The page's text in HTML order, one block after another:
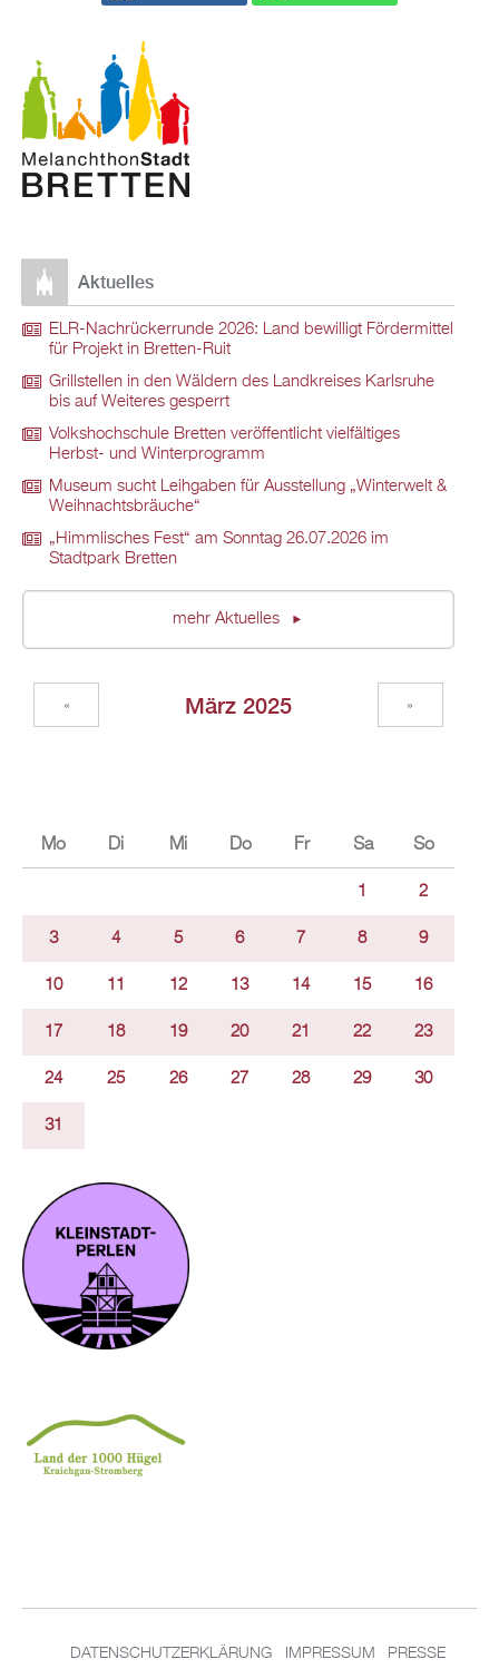
Aktuelles
ELR-Nachrückerrunde 2026: Land bewilligt Fördermittel
für Projekt in Bretten-Ruit
Grillstellen in den Wäldern des Landkreises Karlsruhe
bis auf Weiteres gesperrt
Volkshochschule Bretten veröffentlicht vielfältiges
Herbst- und Winterprogramm
Museum sucht Leihgaben für Ausstellung „Winterwelt &
Weihnachtsbräuche“
„Himmlisches Fest“ am Sonntag 26.07.2026 im
Stadtpark Bretten
mehr Aktuelles
März 2025
« »
Mo Di Mi Do Fr Sa So
1 2
3 4 5 6 7 8 9
10 11 12 13 14 15 16
17 18 19 20 21 22 23
24 25 26 27 28 29 30
31
DATENSCHUTZERKLÄRUNG IMPRESSUM PRESSE